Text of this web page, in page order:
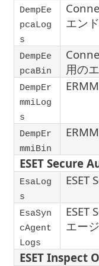
DempEe
pcaLog
s
エン
DempEe
pcaBin
用の
DempEr
mmiLog
s
DempEr
mmiBin
ESET Secure
EsaLog
s
EsaSyn
cAgent
Logs
ESET
エー
ESET Inspect